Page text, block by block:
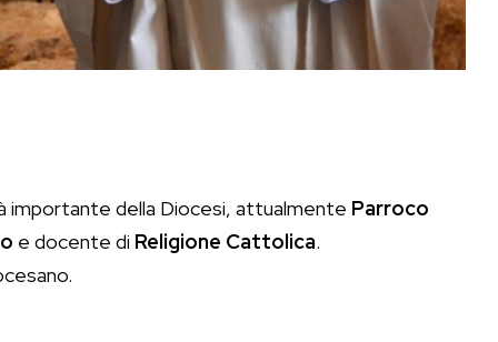
importante della Diocesi, attualmente Parroco
e docente di Religione Cattolica.